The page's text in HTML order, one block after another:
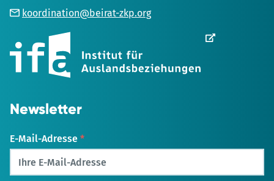
koordination@beirat-zkp.org
in
einem
neuen
geöffnet
Newsletter
E-Mail-Adresse *